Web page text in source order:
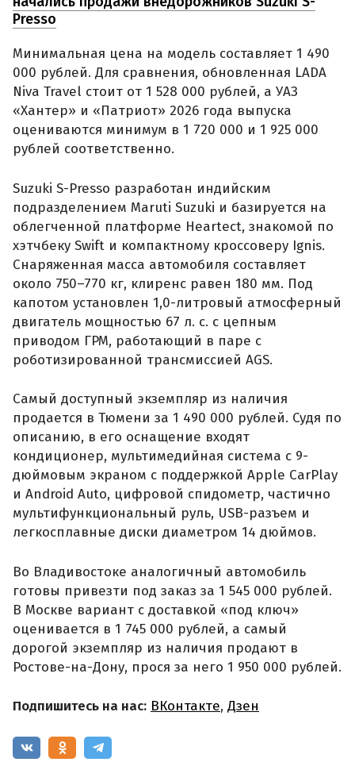
Presso
Минимальная цена на модель составляет 1 490
000 рублей. Для сравнения, обновленная LADA
Niva Travel стоит от 1 528 000 рублей, а УАЗ
«Хантер» и «Патриот» 2026 года выпуска
оцениваются минимум в 1 720 000 и 1 925 000
рублей соответственно.
Suzuki S-Presso разработан индийским
подразделением Maruti Suzuki и базируется на
облегченной платформе Heartect, знакомой по
хэтчбеку Swift и компактному кроссоверу Ignis.
Снаряженная масса автомобиля составляет
около 750–770 кг, клиренс равен 180 мм. Под
капотом установлен 1,0-литровый атмосферный
двигатель мощностью 67 л. с. с цепным
приводом ГРМ, работающий в паре с
роботизированной трансмиссией AGS.
Самый доступный экземпляр из наличия
продается в Тюмени за 1 490 000 рублей. Судя по
описанию, в его оснащение входят
кондиционер, мультимедийная система с 9-
дюймовым экраном с поддержкой Apple CarPlay
и Android Auto, цифровой спидометр, частично
мультифункциональный руль, USB-разъем и
легкосплавные диски диаметром 14 дюймов.
Во Владивостоке аналогичный автомобиль
готовы привезти под заказ за 1 545 000 рублей.
В Москве вариант с доставкой «под ключ»
оценивается в 1 745 000 рублей, а самый
дорогой экземпляр из наличия продают в
Ростове-на-Дону, прося за него 1 950 000 рублей.
Подпишитесь на нас: ВКонтакте, Дзен